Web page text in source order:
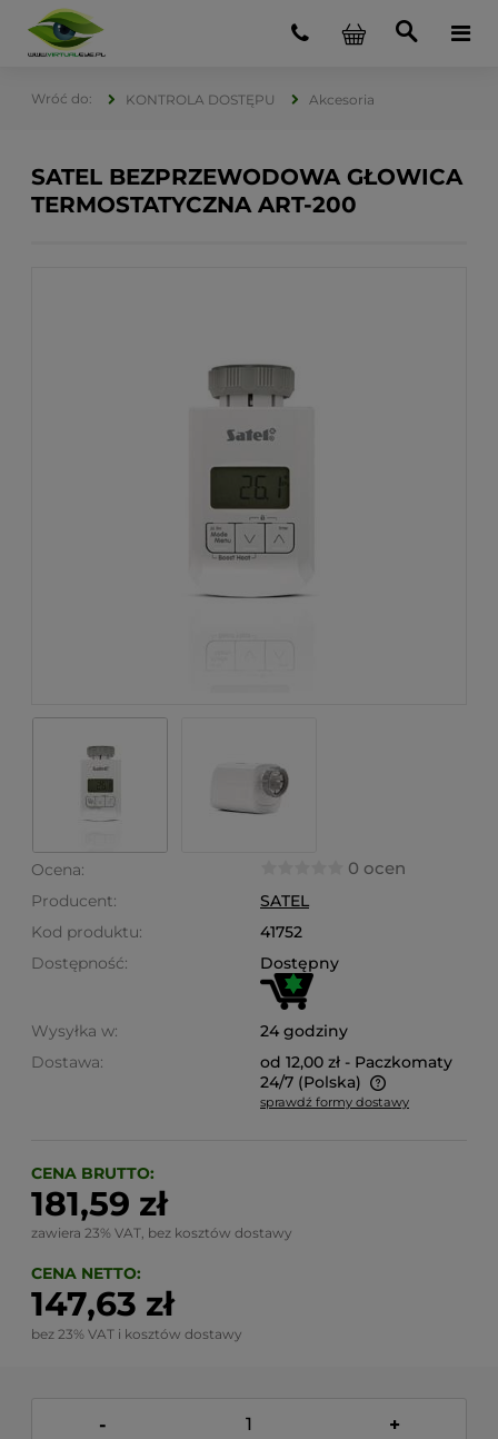
KONTROLA DOSTĘPU Akcesoria
SATEL BEZPRZEWODOWA GŁOWICA
TERMOSTATYCZNA ART-200
Ocena: 0 ocen
Producent:
SATEL
Kod produktu:
41752
Dostępność:
Dostępny
Wysyłka w:
24 godziny
Dostawa:
od 12,00 zł - Paczkomaty
24/7 (Polska)
Cena nie zawiera ewentualnych kosztów płatności
sprawdź formy dostawy
CENA BRUTTO:
181,59 zł
zawiera 23% VAT, bez kosztów dostawy
CENA NETTO:
147,63 zł
bez 23% VAT i kosztów dostawy
- +